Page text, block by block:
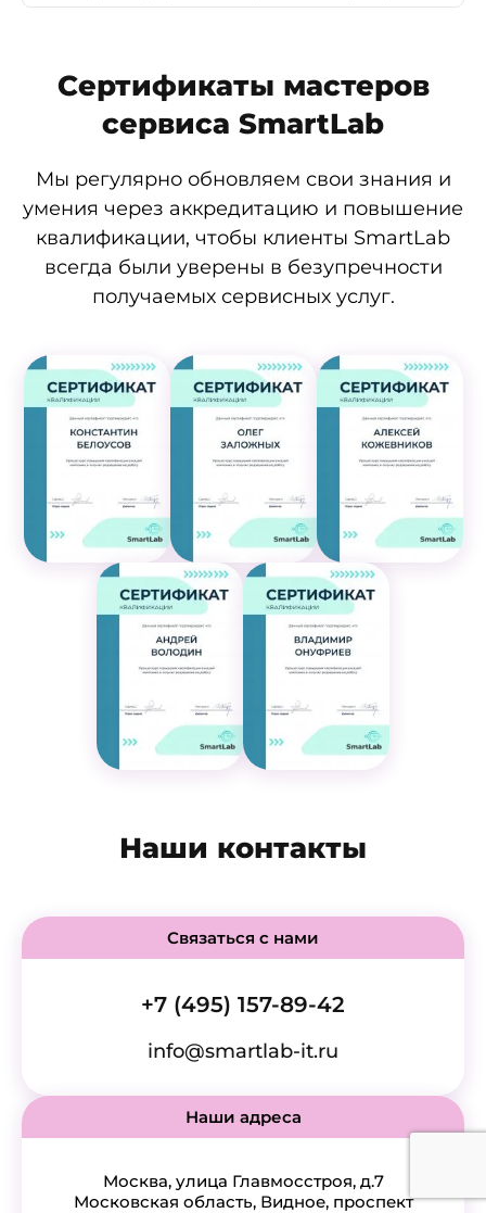
Сертификаты мастеров
сервиса SmartLab
Мы регулярно обновляем свои знания и
умения через аккредитацию и повышение
квалификации, чтобы клиенты SmartLab
всегда были уверены в безупречности
получаемых сервисных услуг.
Наши контакты
Связаться с нами
+7 (495) 157-89-42
info@smartlab-it.ru
Наши адреса
Москва, улица Главмосстроя, д.7
Московская область, Видное, проспект